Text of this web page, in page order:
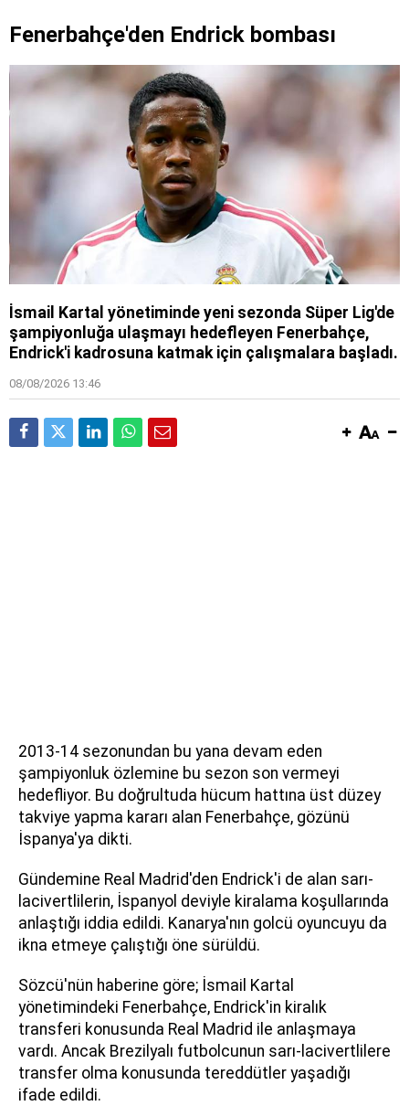
Fenerbahçe'den Endrick bombası
İsmail Kartal yönetiminde yeni sezonda Süper Lig'de
şampiyonluğa ulaşmayı hedefleyen Fenerbahçe,
Endrick'i kadrosuna katmak için çalışmalara başladı.
08/08/2026 13:46
2013-14 sezonundan bu yana devam eden
şampiyonluk özlemine bu sezon son vermeyi
hedefliyor. Bu doğrultuda hücum hattına üst düzey
takviye yapma kararı alan Fenerbahçe, gözünü
İspanya'ya dikti.
Gündemine Real Madrid'den Endrick'i de alan sarı-
lacivertlilerin, İspanyol deviyle kiralama koşullarında
anlaştığı iddia edildi. Kanarya'nın golcü oyuncuyu da
ikna etmeye çalıştığı öne sürüldü.
Sözcü'nün haberine göre; İsmail Kartal
yönetimindeki Fenerbahçe, Endrick'in kiralık
transferi konusunda Real Madrid ile anlaşmaya
vardı. Ancak Brezilyalı futbolcunun sarı-lacivertlilere
transfer olma konusunda tereddütler yaşadığı
ifade edildi.